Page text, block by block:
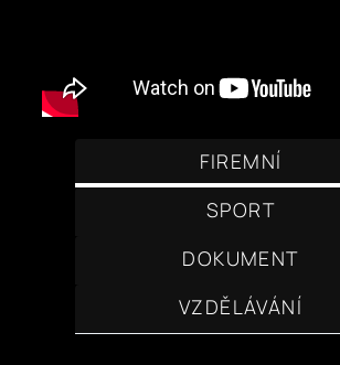
FIREMNÍ
SPORT
DOKUMENT
VZDĚLÁVÁNÍ